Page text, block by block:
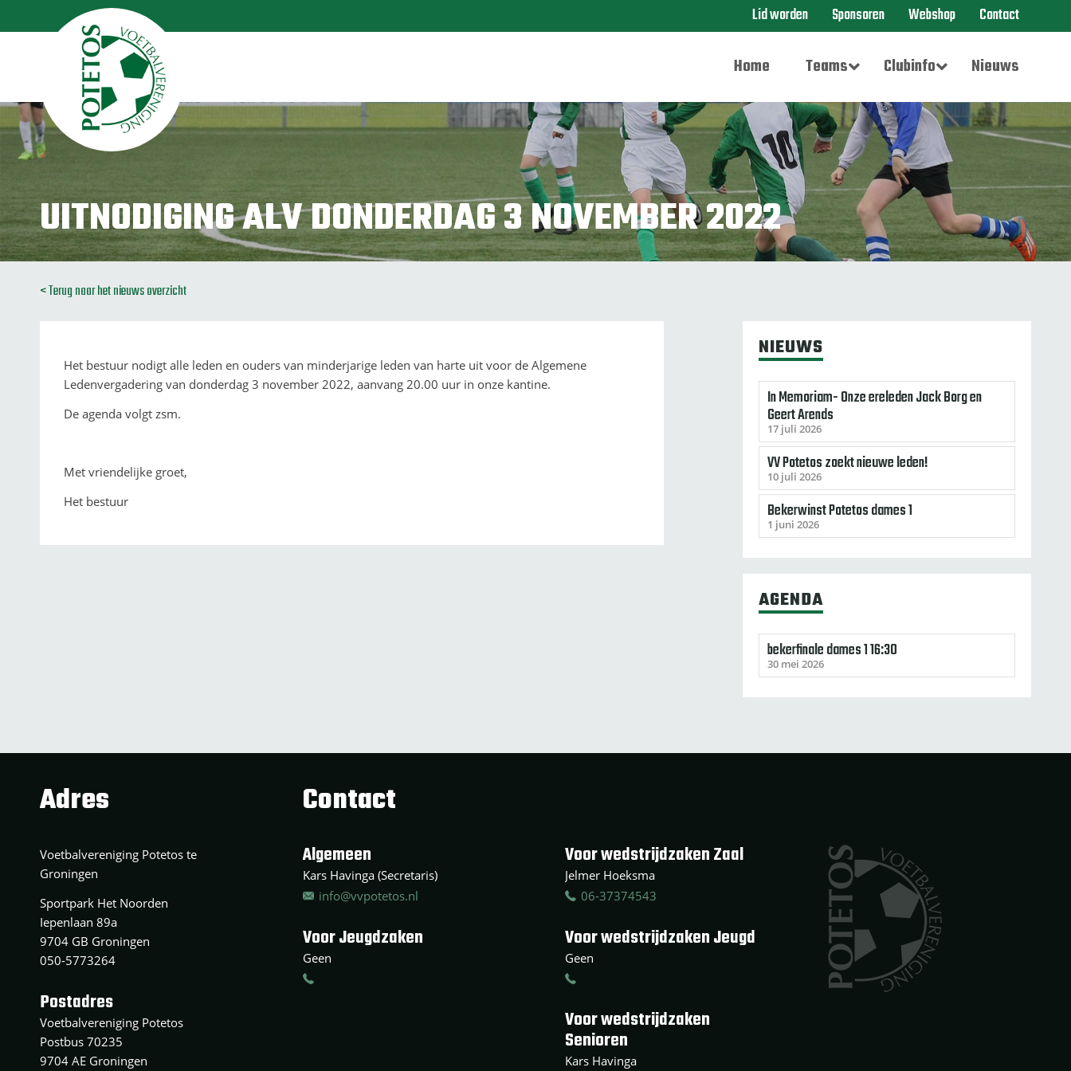
Lid worden Sponsoren Webshop Contact
Home Teams Clubinfo Nieuws
UITNODIGING ALV DONDERDAG 3 NOVEMBER 2022
< Terug naar het nieuws overzicht
Het bestuur nodigt alle leden en ouders van minderjarige leden van harte uit voor de Algemene
Ledenvergadering van donderdag 3 november 2022, aanvang 20.00 uur in onze kantine.
De agenda volgt zsm.
Met vriendelijke groet,
Het bestuur
NIEUWS
In Memoriam- Onze ereleden Jack Borg en
Geert Arends
17 juli 2026
VV Potetos zoekt nieuwe leden!
10 juli 2026
Bekerwinst Potetos dames 1
1 juni 2026
AGENDA
bekerfinale dames 1 16:30
30 mei 2026
Adres
Voetbalvereniging Potetos te
Groningen
Sportpark Het Noorden
Iepenlaan 89a
9704 GB Groningen
050-5773264
Postadres
Voetbalvereniging Potetos
Postbus 70235
9704 AE Groningen
Contact
Algemeen
Kars Havinga (Secretaris)
info@vvpotetos.nl
Voor Jeugdzaken
Geen
Voor wedstrijdzaken Zaal
Jelmer Hoeksma
06-37374543
Voor wedstrijdzaken Jeugd
Geen
Voor wedstrijdzaken
Senioren
Kars Havinga